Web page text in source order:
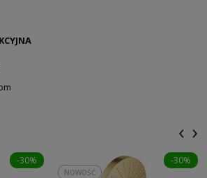
-30% -30%
NOWOŚĆ
‹ ›